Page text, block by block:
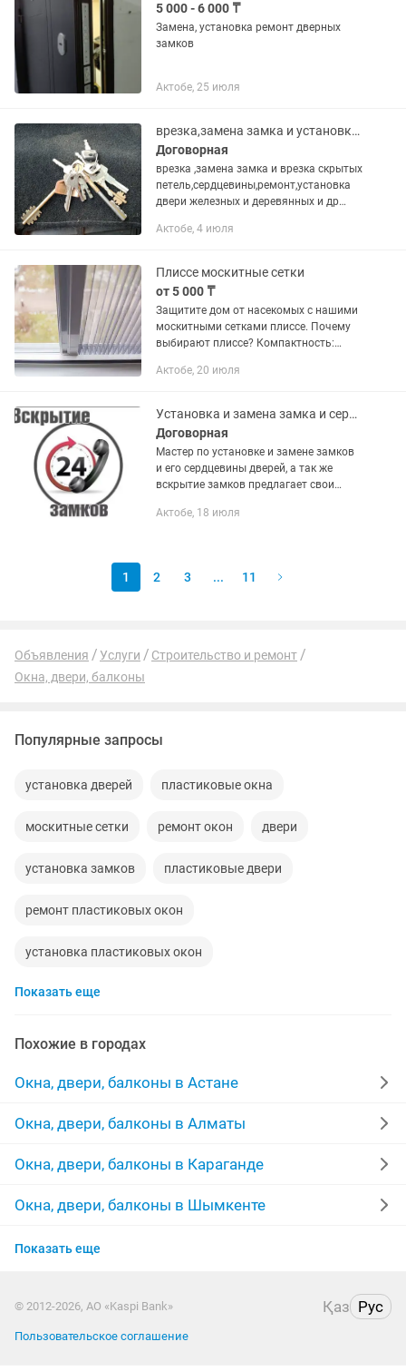
5 000 - 6 000 ₸
Замена, установка ремонт дверных
замков
Актобе, 25 июля
врезка,замена замка и установка дверей
Договорная
врезка ,замена замка и врезка скрытых
петель,сердцевины,ремонт,установка
двери железных и деревянных и др
Актобе, 4 июля
Плиссе москитные сетки
от 5 000 ₸
Защитите дом от насекомых с нашими
москитными сетками плиссе. Почему
выбирают плиссе? Компактность:
занимая места. Универсальность:
Актобе, 20 июля
Установка и замена замка и сердцевины, вскрытие дверей авто и квартир
Договорная
Мастер по установке и замене замков
и его сердцевины дверей, а так же
вскрытие замков предлагает свои
замка отправляйте
Актобе, 18 июля
1 2 3 ... 11
Объявления Услуги
Строительство и ремонт
Окна, двери, балконы
Популярные запросы
установка дверей пластиковые окна
москитные сетки ремонт окон двери
установка замков пластиковые двери
ремонт пластиковых окон
установка пластиковых окон
установка межкомнатных дверей
утепление балконов пластиковые откосы
железные двери изготовление окон
обшивка балконов входные двери
вскрытие замков замки
пластиковые окна двери
Показать еще
Похожие в городах
Окна, двери, балконы в Астане
Окна, двери, балконы в Алматы
Окна, двери, балконы в Караганде
Окна, двери, балконы в Шымкенте
Окна, двери, балконы в Усть-Каменогорске
Окна, двери, балконы в Таразе
Показать еще
© 2012-2026, АО «Kaspi Bank» Қаз Рус
Пользовательское соглашение